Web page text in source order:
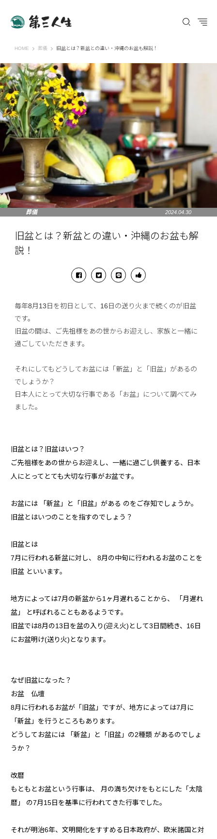
HOME 第三人生 〜寄り道の歩き方〜
葬儀 旧盆とは？新盆との違い・沖縄のお盆も解説！
葬儀 2024.04.30
旧盆とは？新盆との違い・沖縄のお盆も解
説！
毎年8月13日を初日として、16日の送り火まで続くのが旧盆
です。
旧盆の間は、ご先祖様をあの世からお迎えし、家族と一緒に
過ごしていただきます。
それにしてもどうしてお盆には「新盆」と「旧盆」があるの
でしょうか？
日本人にとって大切な行事である「お盆」について調べてみ
ました。
旧盆とは？旧盆はいつ？
ご先祖様をあの世からお迎えし、一緒に過ごし供養する、日本
人にとってとても大切な行事がお盆です。
お盆には 「新盆」と「旧盆」がある のをご存知でしょうか。
旧盆とはいつのことを指すのでしょう？
旧盆とは
7月に行われる新盆に対し、 8月の中旬に行われるお盆のことを
旧盆 といいます。
地方によっては7月の新盆から1ヶ月遅れることから、 「月遅れ
盆」 と呼ばれることもあるようです。
旧盆では8月の13日を盆の入り(迎え火)として3日間続き、16日
にお盆明け(送り火)となります。
なぜ旧盆になった？
お盆 仏壇
8月に行われるお盆が「旧盆」ですが、地方によっては7月に
「新盆」を行うところもあります。
どうしてお盆には 「新盆」と「旧盆」の2種類 があるのでしょ
うか？
改暦
もともとお盆という行事は、 月の満ち欠けをもとにした「太陰
暦」 の7月15日を基準に行われてきた行事でした。
それが明治6年、文明開化をすすめる日本政府が、欧米諸国と対